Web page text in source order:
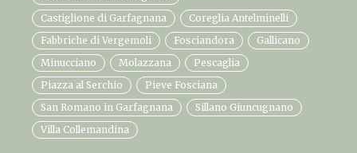
Castiglione di Garfagnana
Coreglia Antelminelli
Fabbriche di Vergemoli
Fosciandora
Gallicano
Minucciano
Molazzana
Pescaglia
Piazza al Serchio
Pieve Fosciana
San Romano in Garfagnana
Sillano Giuncugnano
Villa Collemandina